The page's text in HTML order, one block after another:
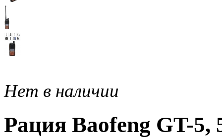
Нет в наличии
Рация Baofeng GT-5,